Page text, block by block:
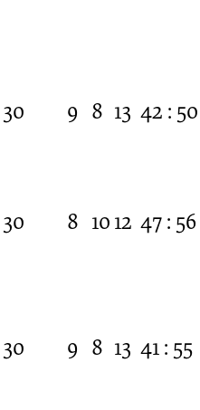
30
9 8 13 42 : 50
30
8 1012 47 : 56
30
9 8 13 41 : 55